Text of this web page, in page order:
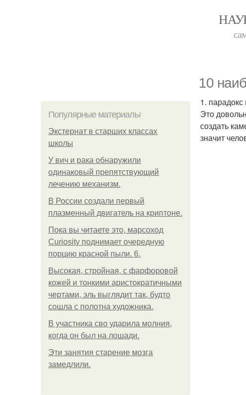
10
Популярные материалы
Экстернат в старших классах
школы
У вич и рака обнаружили
одинаковый препятствующий
лечению механизм.
В России создали первый
плазменный двигатель на криптоне.
Пока вы читаете это, марсоход
Curiosity поднимает очередную
порцию красной пыли. 6.
Высокая, стройная, с фарфоровой
кожей и тонкими аристократичными
чертами, эль выглядит так, будто
сошла с полотна художника.
В участника сво ударила молния,
когда он был на лошади.
Эти занятия старение мозга
замедлили.
1.
Это
создать
значит